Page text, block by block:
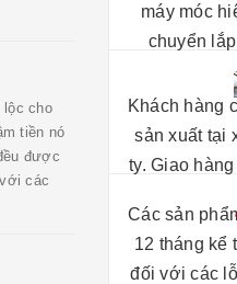
lộc cho
tiền nó
được
các
máy móc
chuyển
Khách hàng
sản xuất tại
ty. Giao
Các sản
12 tháng kể
đối với các